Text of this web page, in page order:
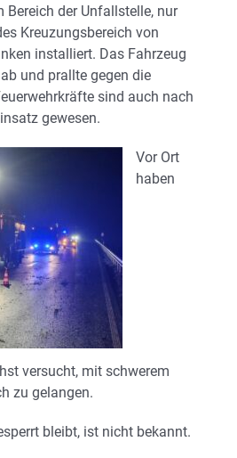
Bereich der Unfallstelle, nur
Kreuzungsbereich von
installiert. Das Fahrzeug
und prallte gegen die
sind auch nach
gewesen.
Vor Ort
haben
versucht, mit schwerem
zu gelangen.
bleibt, ist nicht bekannt.